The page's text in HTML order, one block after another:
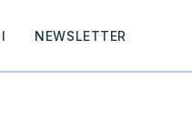
NEWSLETTER